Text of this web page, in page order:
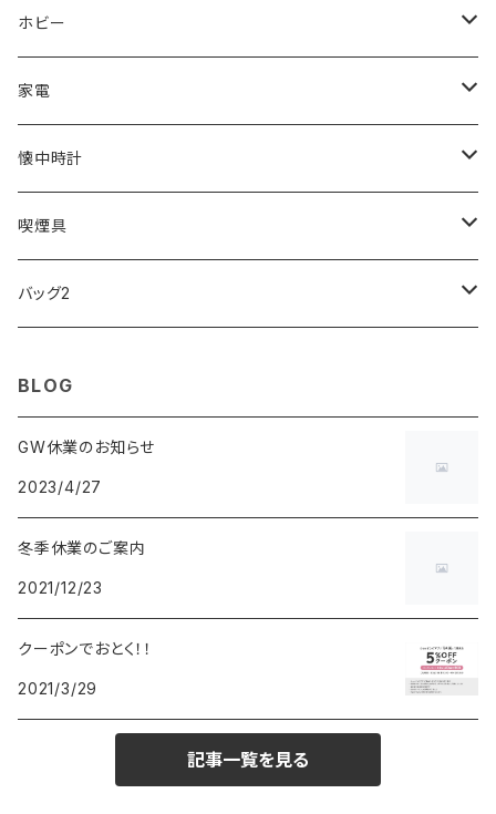
ORIENT
ZEPPELIN
SKAGEN
FOOTBALL WATCHES
ARCA FUTURA
DISNEY
FOREVER
CLUSE
Merge
ETTINGER
COACH
BVLGARI
VANQUISH
DUNHILL
BEAMZSQUARE
TOMMY HILFIGER
EMPORIO ARMANI
CALVIN KLEIN
DANIEL WELLINGTON
SWAROVSKI
VIVIENNE WESTWOOD
MICHAEL KORS
MARC JACOBS
DIESEL
Ellese
COLEMAN
MONTBLANC
Fashion Accessory Cllection
ISLAND
ATLANTIC STARS
VIVIENNE WESTWOOD
POLO RALPH LAUREN
ANDY HAWARD
G GUSTO
GULLWING
LESPORTSAC
PRADA
BROMPTON
HAMILTON
INCASE
RHYTHM
BLOSSOM
MONDAINE
MAWA
その他
TANACOCORO
WOODEN
CASIO
PARKER
PELIKAN
CROSS
MONTBLANC
SWAROVSKI
Barebones
FEUERHAND
CASIO
ふわりぃ
ERGO BABY
ホビー
その他
AMOS
OMMIX
COACH
家電
CREATE
TORAY
OMRON
Micol
懐中時計
MONDAINE
喫煙具
ZIPPO
バッグ2
BLOG
GW休業のお知らせ
2023/4/27
冬季休業のご案内
2021/12/23
クーポンでおとく！！
2021/3/29
記事一覧を見る